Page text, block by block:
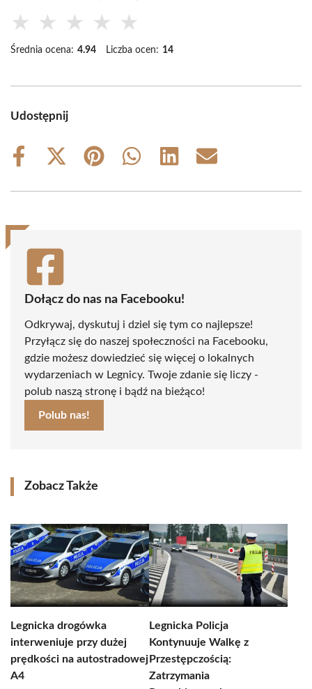
★ ★ ★ ★ ★
Średnia ocena: 4.94 Liczba ocen: 14
Udostępnij
Share
Share
(Twitter)
Share
Share
Share
Share
Dołącz do nas na Facebooku!
Odkrywaj, dyskutuj i dziel się tym co najlepsze!
Przyłącz się do naszej społeczności na Facebooku,
gdzie możesz dowiedzieć się więcej o lokalnych
wydarzeniach w Legnicy. Twoje zdanie się liczy -
polub naszą stronę i bądź na bieżąco!
Polub nas!
Zobacz Także
Legnicka drogówka
interweniuje przy dużej
prędkości na autostradowej
A4
Legnicka Policja
Kontynuuje Walkę z
Przestępczością:
Zatrzymania